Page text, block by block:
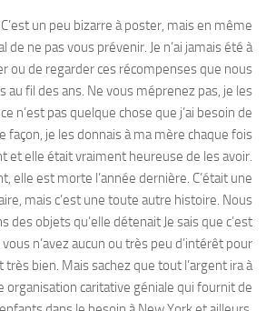
un peu bizarre à poster, mais en même
de ne pas vous prévenir. Je n’ai jamais été à
ou de regarder ces récompenses que nous
au fil des ans. Ne vous méprenez pas, je les
n’est pas quelque chose que j’ai besoin de
façon, je les donnais à ma mère chaque fois
et elle était vraiment heureuse de les avoir.
elle est morte l’année dernière. C’était une
mais c’est une toute autre histoire. Nous
des objets qu’elle détenait Je sais que c’est
n’avez aucun ou très peu d’intérêt pour
très bien. Mais sachez que tout l’argent ira à
caritative géniale qui fournit de